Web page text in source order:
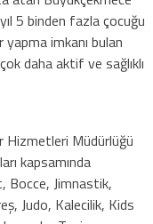
5 binden fazla çocuğu
imkanı bulan
daha aktif ve sağlıklı
Hizmetleri Müdürlüğü
kapsamında
Jimnastik,
Judo, Kalecilik, Kids